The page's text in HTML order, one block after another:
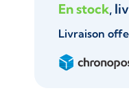
En stock,
Livraison